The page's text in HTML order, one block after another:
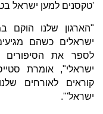
'טקסנים למען ישראל
ישראלים כשהם
לספר את הסיפורים
ישראלי", אומרת
קוראים לאורחים
ישראל'".